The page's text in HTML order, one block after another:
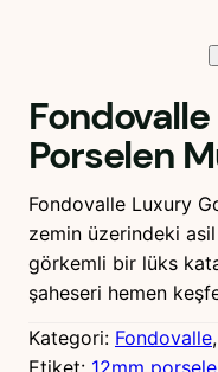
Porselen
Fondovalle Luxury
zemin üzerindeki asil
görkemli bir lüks
şaheseri hemen
Kategori: Fondovalle,